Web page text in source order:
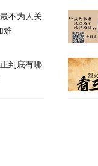
导弹都没拦住，泽
不为人关
难
到底有哪